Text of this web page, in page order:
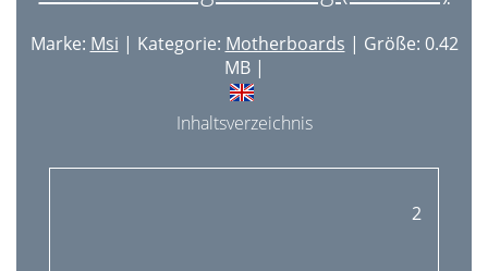
Marke: Msi | Kategorie: Motherboards | Größe: 0.42
MB |
Inhaltsverzeichnis
2